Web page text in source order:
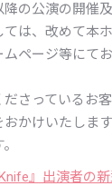
の公演の開催
は、改めて本
ページ等にて
さっているお
かけいたしま
』出演者の